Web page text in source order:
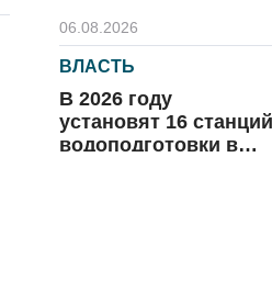
06.08.2026
ВЛАСТЬ
В 2026 году
установят 16 станций
водоподготовки в